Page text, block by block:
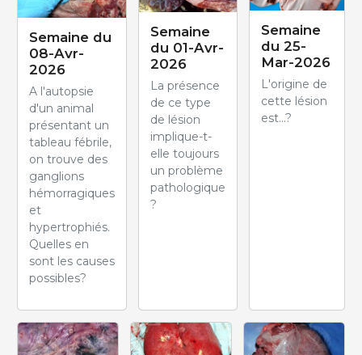
Semaine du
08-Avr-
2026
A l'autopsie
d'un animal
présentant un
tableau fébrile,
on trouve des
ganglions
hémorragiques
et
hypertrophiés.
Quelles en
sont les causes
possibles?
Semaine
du 01-Avr-
2026
La présence
de ce type
de lésion
implique-t-
elle toujours
un problème
pathologique
?
Semaine
du 25-
Mar-2026
L'origine de
cette lésion
est...?